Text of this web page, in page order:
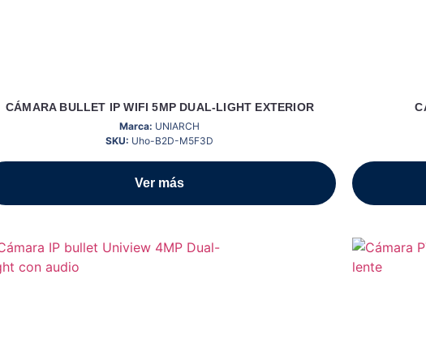
CÁMARA BULLET IP WIFI 5MP DUAL-LIGHT EXTERIOR
Marca: UNIARCH
SKU: Uho-B2D-M5F3D
Ver más